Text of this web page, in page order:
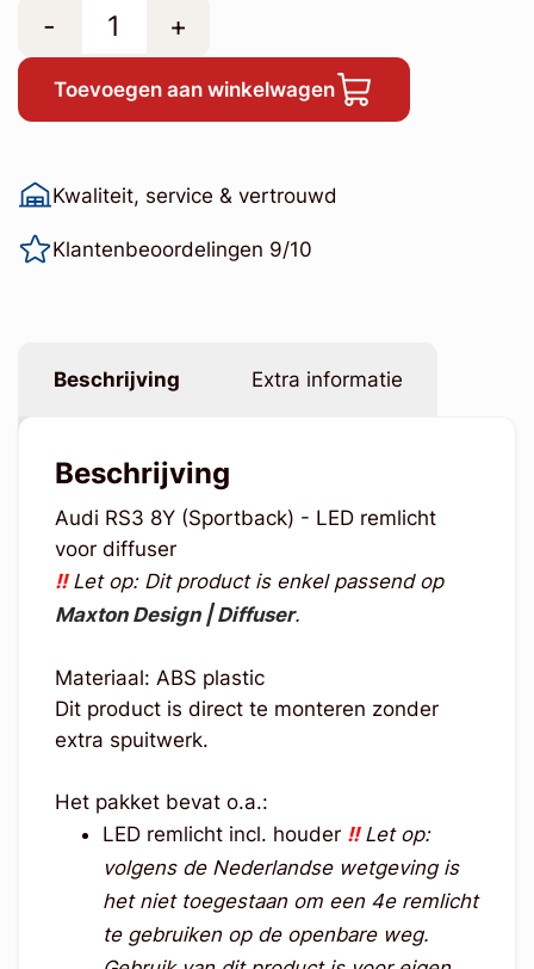
- +
Toevoegen aan winkelwagen
Kwaliteit, service & vertrouwd
Klantenbeoordelingen 9/10
Beschrijving Extra informatie
Beschrijving
Audi RS3 8Y (Sportback) - LED remlicht
voor diffuser
!!Let op: Dit product is enkel passend op
Maxton Design | Diffuser.
Materiaal: ABS plastic
Dit product is direct te monteren zonder
extra spuitwerk.
Het pakket bevat o.a.:
LED remlicht incl. houder !!Let op:
volgens de Nederlandse wetgeving is
het niet toegestaan om een 4e remlicht
te gebruiken op de openbare weg.